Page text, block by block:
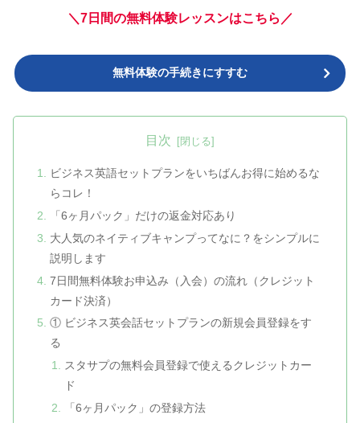
＼7日間の無料体験レッスンはこちら／
無料体験の手続きにすすむ
目次
ビジネス英語セットプランをいちばんお得に始めるな
らコレ！
「6ヶ月パック」だけの返金対応あり
大人気のネイティブキャンプってなに？をシンプルに
説明します
7日間無料体験お申込み（入会）の流れ（クレジット
カード決済）
① ビジネス英会話セットプランの新規会員登録をす
る
スタサプの無料会員登録で使えるクレジットカー
ド
「6ヶ月パック」の登録方法